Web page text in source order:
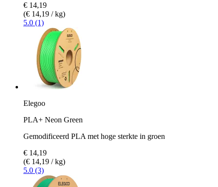
€ 14,19
(€ 14,19 / kg)
5.0 (1)
Elegoo
PLA+ Neon Green
Gemodificeerd PLA met hoge sterkte in groen
€ 14,19
(€ 14,19 / kg)
5.0 (3)